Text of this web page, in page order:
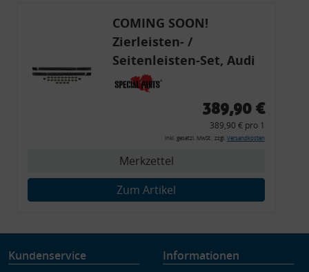
COMING SOON!
Zierleisten- /
Seitenleisten-Set, Audi
80 Cabrio, Coupe, S2, (6x
Zierleiste, 2x Kappe,
Montagewerkzeug)
389,90 €
389,90 € pro 1
inkl. gesetzl. MwSt., zzgl. Versandkosten
Merkzettel
Zum Artikel
Kundenservice Informationen